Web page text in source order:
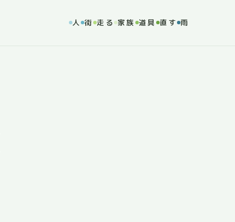
人 街 走る 家族 道具 直す 雨